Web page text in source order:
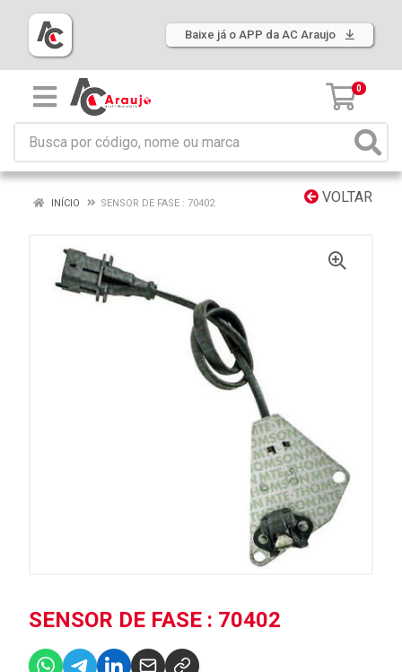
Baixe já o APP da AC Araujo
0
VOLTAR
INÍCIO SENSOR DE FASE : 70402
SENSOR DE FASE : 70402